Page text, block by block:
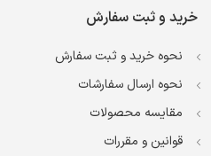
خرید و ثبت سفارش
نحوه خرید و ثبت سفارش
نحوه ارسال سفارشات
مقایسه محصولات
قوانین و مقررات